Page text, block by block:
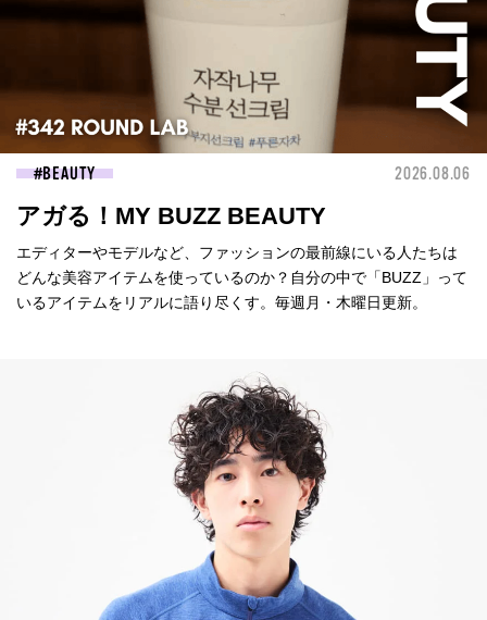
BEAUTY 2026.08.06
アガる！MY BUZZ BEAUTY
エディターやモデルなど、ファッションの最前線にいる人たちは
どんな美容アイテムを使っているのか？自分の中で「BUZZ」って
いるアイテムをリアルに語り尽くす。毎週月・木曜日更新。